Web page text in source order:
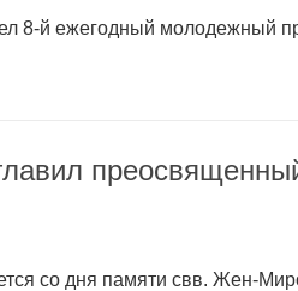
8-й ежегодный молодежный
со дня памяти свв. Жен-